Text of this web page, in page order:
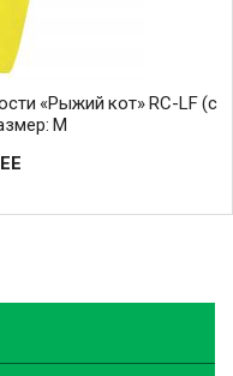
«Рыжий кот» RC-LF (c
M